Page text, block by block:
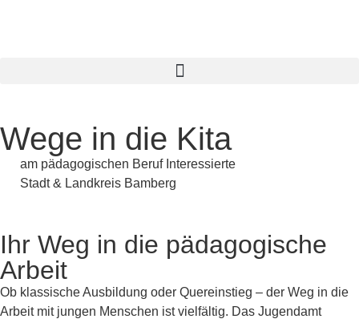
Wege in die Kita
am pädagogischen Beruf Interessierte
Stadt & Landkreis Bamberg
Ihr Weg in die pädagogische
Arbeit
Ob klassische Ausbildung oder Quereinstieg – der Weg in die
Arbeit mit jungen Menschen ist vielfältig. Das Jugendamt